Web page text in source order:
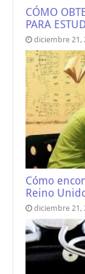
CÓMO
PARA
diciembre 21,
Cómo
Reino
diciembre 21,